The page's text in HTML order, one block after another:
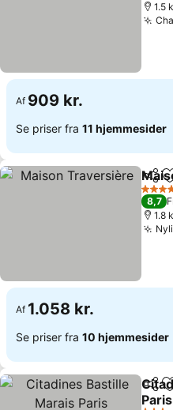
1.5
Af 909 kr.
Se priser fra 11 hjemmesider
Del
4
8,7
1.8
Af 1.058 kr.
Se priser fra 10 hjemmesider
Del
Paris